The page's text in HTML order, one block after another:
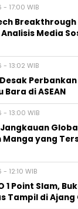
17:00 WIB
Media
13:02 WIB
di ASEAN
13:00 WIB
Manga yang
12:10 WIB
1 Point Slam,
Tampil di Ajang